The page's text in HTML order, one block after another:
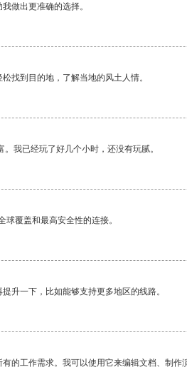
做出更准确的选择。
找到目的地，了解当地的风土人情。
我已经玩了好几个小时，还没有玩腻。
覆盖和最高安全性的连接。
升一下，比如能够支持更多地区的线路。
的工作需求。我可以使用它来编辑文档、制作